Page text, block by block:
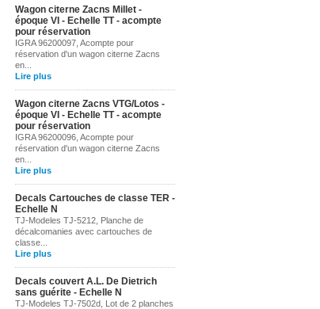
5,00 €
TJ-4664 -...
4,00 €
TJ-4665 -...
Wagon citerne Zacns Millet -
époque VI - Echelle TT - acompte
pour réservation
IGRA 96200097, Acompte pour
réservation d'un wagon citerne Zacns
en...
Lire plus
Wagon citerne Zacns VTG/Lotos -
époque VI - Echelle TT - acompte
pour réservation
IGRA 96200096, Acompte pour
réservation d'un wagon citerne Zacns
en...
Lire plus
Decals Cartouches de classe TER -
Echelle N
TJ-Modeles TJ-5212, Planche de
décalcomanies avec cartouches de
classe...
Lire plus
Decals couvert A.L. De Dietrich
sans guérite - Echelle N
TJ-Modeles TJ-7502d, Lot de 2 planches